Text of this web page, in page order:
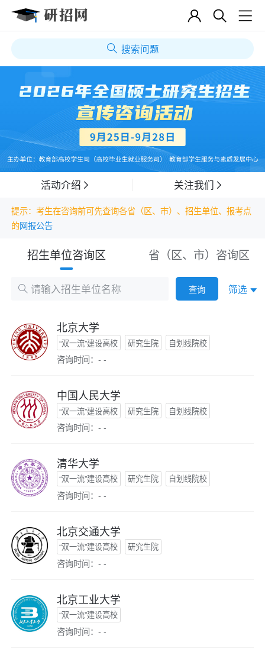
搜索问题
活动介绍 关注我们
提示：考生在咨询前可先查询各省（区、市）、招生单位、报考点
的网报公告
招生单位咨询区 省（区、市）咨询区
查询 筛选
北京大学
“双一流”建设高校 研究生院 自划线院校
咨询时间：- -
中国人民大学
“双一流”建设高校 研究生院 自划线院校
咨询时间：- -
清华大学
“双一流”建设高校 研究生院 自划线院校
咨询时间：- -
北京交通大学
“双一流”建设高校 研究生院
咨询时间：- -
北京工业大学
“双一流”建设高校
咨询时间：- -